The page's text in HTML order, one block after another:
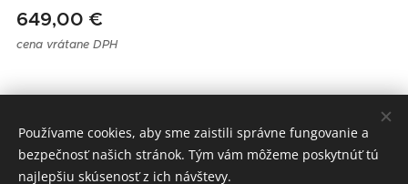
649,00 €
cena vrátane DPH
MOTOSPOL, Komárňanská cesta 3, Nové Zámky, 94002
Obchodné podmienky a ochrana osobných údajov
Cookies
Používame cookies, aby sme zaistili správne fungovanie a
bezpečnosť našich stránok. Tým vám môžeme poskytnúť tú
najlepšiu skúsenosť z ich návštevy.